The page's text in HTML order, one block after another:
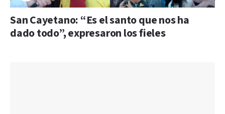
San Cayetano: “Es el santo que nos ha
dado todo”, expresaron los fieles